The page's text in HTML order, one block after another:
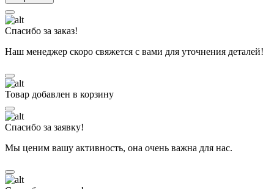
Спасибо за заказ!
Наш менеджер скоро свяжется с вами для уточнения деталей!
Товар добавлен в корзину
Спасибо за заявку!
Мы ценим вашу активность, она очень важна для нас.